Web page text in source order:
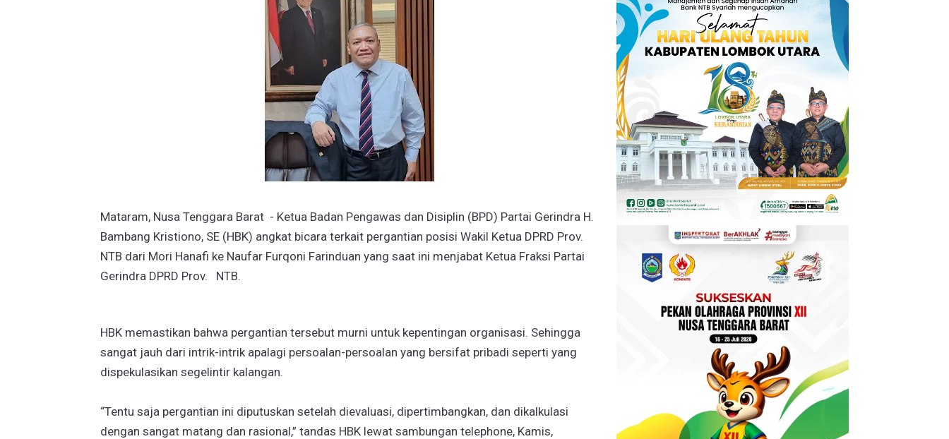
Mataram, Nusa Tenggara Barat - Ketua Badan Pengawas dan Disiplin (BPD) Partai Gerindra H.
Bambang Kristiono, SE (HBK) angkat bicara terkait pergantian posisi Wakil Ketua DPRD Prov.
NTB dari Mori Hanafi ke Naufar Furqoni Farinduan yang saat ini menjabat Ketua Fraksi Partai
Gerindra DPRD Prov. NTB.
HBK memastikan bahwa pergantian tersebut murni untuk kepentingan organisasi. Sehingga
sangat jauh dari intrik-intrik apalagi persoalan-persoalan yang bersifat pribadi seperti yang
dispekulasikan segelintir kalangan.
“Tentu saja pergantian ini diputuskan setelah dievaluasi, dipertimbangkan, dan dikalkulasi
dengan sangat matang dan rasional,” tandas HBK lewat sambungan telephone, Kamis,